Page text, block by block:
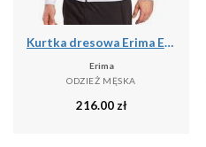
Kurtka dresowa Erima Essential Team
Erima
ODZIEŻ MĘSKA
216.00zł